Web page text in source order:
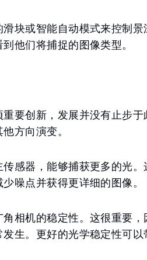
块或智能自动模式来控制
他们将捕捉的图像类型。
要创新，发展并没有止步
方向演变。
感器，能够捕获更多的光
噪点并获得更详细的图像。
相机的稳定性。这很重要
生。更好的光学稳定性可